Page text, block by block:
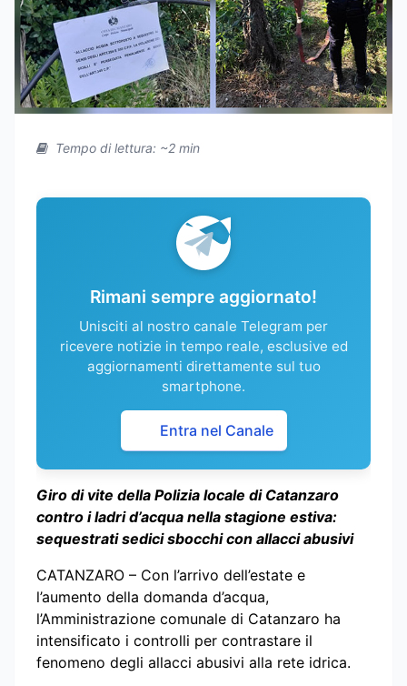
Tempo di lettura: ~2 min
Rimani sempre aggiornato!
Unisciti al nostro canale Telegram per
ricevere notizie in tempo reale, esclusive ed
aggiornamenti direttamente sul tuo
smartphone.
Entra nel Canale
Giro di vite della Polizia locale di Catanzaro
contro i ladri d’acqua nella stagione estiva:
sequestrati sedici sbocchi con allacci abusivi
CATANZARO – Con l’arrivo dell’estate e
l’aumento della domanda d’acqua,
l’Amministrazione comunale di Catanzaro ha
intensificato i controlli per contrastare il
fenomeno degli allacci abusivi alla rete idrica.